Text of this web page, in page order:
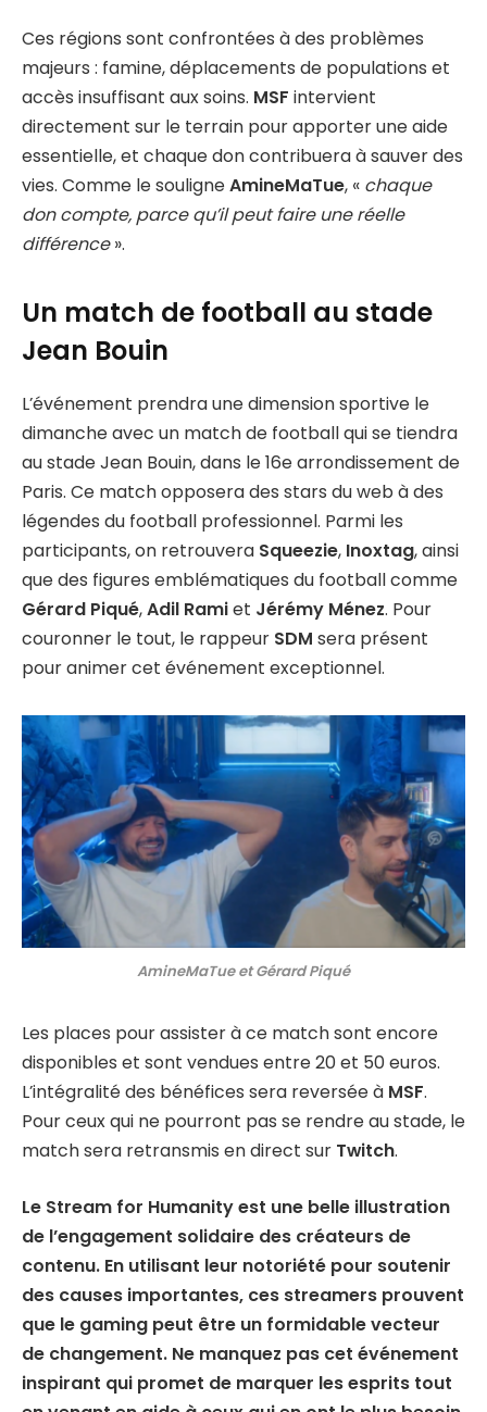
Ces régions sont confrontées à des problèmes
majeurs : famine, déplacements de populations et
accès insuffisant aux soins. MSF intervient
directement sur le terrain pour apporter une aide
essentielle, et chaque don contribuera à sauver des
vies. Comme le souligneAmineMaTue, « chaque
don compte, parce qu’il peut faire une réelle
différence».
Un match de football au stade
Jean Bouin
L’événement prendra une dimension sportive le
dimanche avec un match de football qui se tiendra
au stade Jean Bouin, dans le 16e arrondissement de
Paris. Ce match opposera des stars du web à des
légendes du football professionnel. Parmi les
participants, on retrouvera Squeezie, Inoxtag, ainsi
que des figures emblématiques du football comme
Gérard Piqué,Adil Ramiet Jérémy Ménez. Pour
couronner le tout, le rappeur SDM sera présent
pour animer cet événement exceptionnel.
AmineMaTue et Gérard Piqué
Les places pour assister à ce match sont encore
disponibles et sont vendues entre 20 et 50 euros.
L’intégralité des bénéfices sera reversée à MSF.
Pour ceux qui ne pourront pas se rendre au stade, le
match sera retransmis en direct sur Twitch.
Le Stream for Humanity est une belle illustration
de l’engagement solidaire des créateurs de
contenu. En utilisant leur notoriété pour soutenir
des causes importantes, ces streamers prouvent
que le gaming peut être un formidable vecteur
de changement. Ne manquez pas cet événement
inspirant qui promet de marquer les esprits tout